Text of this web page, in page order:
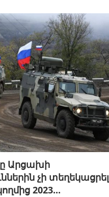
Արցախի
չի տեղեկացրել
2023...